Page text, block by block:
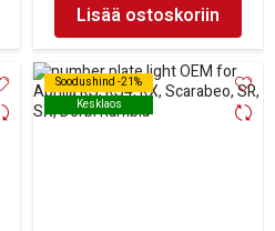
Lisää ostoskoriin
Soodushind -21%
Kesklaos
Soodushind -21%
Kesklaos